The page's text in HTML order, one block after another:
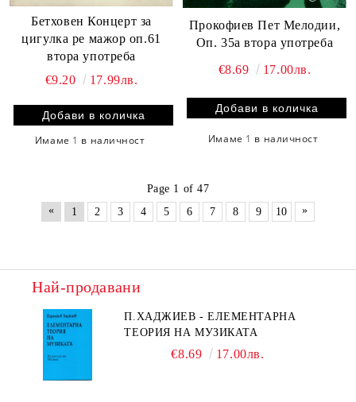
Бетховен Концерт за
цигулка ре мажор оп.61
втора употреба
€9.20
17.99лв.
Имаме 1 в наличност
Прокофиев Пет Мелодии,
Оп. 35а втора употреба
€8.69 17.00лв.
Имаме 1 в наличност
Page 1 of 47
«
1 2 3 4 5 6 7 8 9 10 »
Най-продавани
П.ХАДЖИЕВ - ЕЛЕМЕНТАРНА
ТЕОРИЯ НА МУЗИКАТА
€8.69 17.00лв.